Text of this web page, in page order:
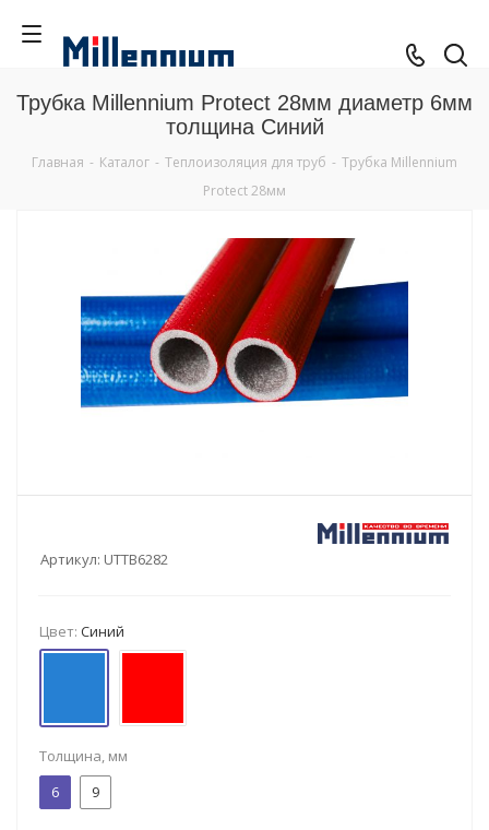
Трубка Millennium Protect 28мм диаметр 6мм
толщина Синий
Главная - Каталог - Теплоизоляция для труб - Трубка Millennium
Protect 28мм
Артикул: UTTB6282
Цвет: Синий
Толщина, мм
6
9